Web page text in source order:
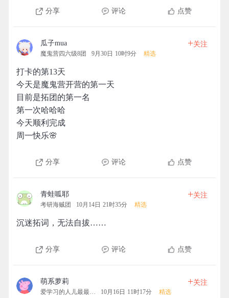
分享 评论 点赞
瓜子mua
魔鬼营四六级8团 9月30日 10时9分 精选
+关注
打卡的第13天
今天是魔鬼营开营的第一天
目前是拓团的第一名
第一次哈哈哈
今天顺利完成
周一快乐🌸
分享 评论 点赞
青蛙呱耶
考研海贼团 10月14日 21时35分 精选
+关注
沉迷拓词，无法自拔……
分享 评论 点赞
萌系萝莉
爱学习的人儿最最可爱 10月16日 11时17分 精选
+关注